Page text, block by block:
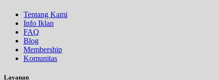
Tentang Kami
Info Iklan
FAQ
Blog
Membership
Komunitas
Layanan